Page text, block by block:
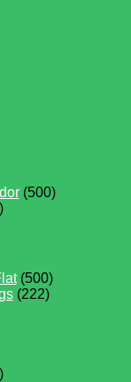
(500)
(500)
(222)